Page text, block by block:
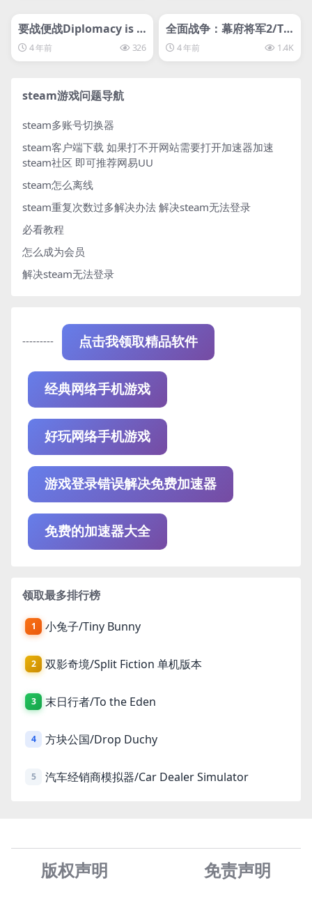
svip专属
要战便战Diplomacy is N
ot an Option
4 年前 326
svip专属
全面战争：幕府将军2/To
tal War:Shogun 2全面
战争幕府将军2
4 年前 1.4K
steam游戏问题导航
steam多账号切换器
steam客户端下载 如果打不开网站需要打开加速器加速
steam社区 即可推荐网易UU
steam怎么离线
steam重复次数过多解决办法 解决steam无法登录
必看教程
怎么成为会员
解决steam无法登录
--------- 点击我领取精品软件
经典网络手机游戏
好玩网络手机游戏
游戏登录错误解决免费加速器
免费的加速器大全
领取最多排行榜
1 小兔子/Tiny Bunny
2 双影奇境/Split Fiction 单机版本
3 末日行者/To the Eden
4 方块公国/Drop Duchy
5 汽车经销商模拟器/Car Dealer Simulator
版权声明 免责声明